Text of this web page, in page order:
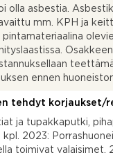
olla asbestia.
mm. KPH ja
pintamateriaalina
ennen
tehdyt korjaukset/
ja tupakkaputki,
2023:
toimivat valaisimet.